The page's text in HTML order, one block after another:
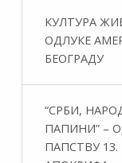
КУЛТУРА
ОДЛУКЕ
БЕОГРАДУ
“СРБИ,
ПАПИНИ” –
ПАПСТВУ